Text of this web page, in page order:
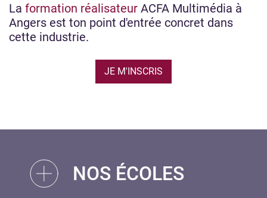
La formation réalisateur ACFA Multimédia à
Angers est ton point d'entrée concret dans
cette industrie.
JE M'INSCRIS
NOS ÉCOLES